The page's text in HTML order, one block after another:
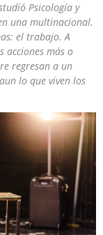
Psicología y
una multinacional.
el trabajo. A
acciones más o
regresan a un
lo que viven los